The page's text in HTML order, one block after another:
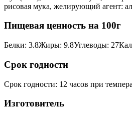
рисовая мука, желирующий агент:
Пищевая ценность на 100г
Белки: 3.8Жиры: 9.8Углеводы: 27
Срок годности
Срок годности: 12 часов при
Изготовитель